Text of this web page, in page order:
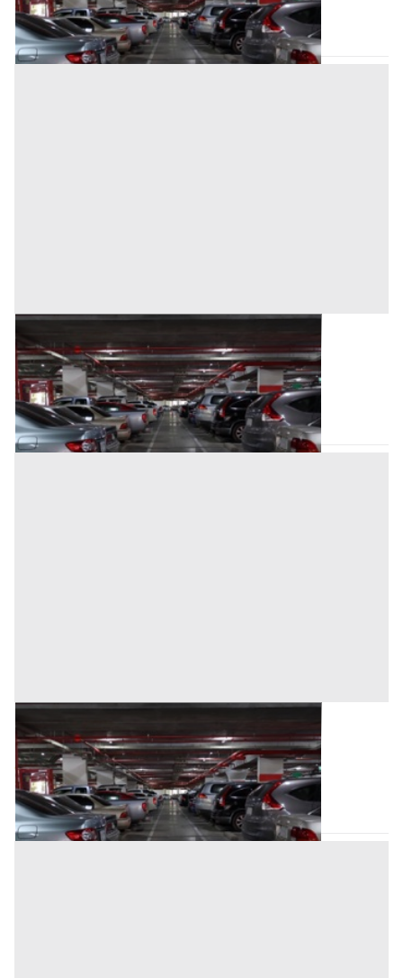
Trecate (Novara)
Asta chiusa
Trecate (Novara)
Base d'asta
2.500 €
Asta chiusa
Trecate (Novara)
Base d'asta
3.750 €
Asta chiusa